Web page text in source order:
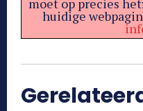
moet op precies
huidige